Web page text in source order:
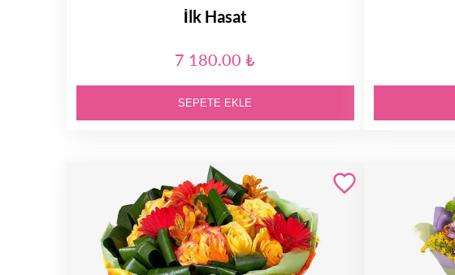
İlk Hasat
7 180.00 ₺
SEPETE EKLE